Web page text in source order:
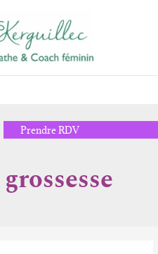
Prendre RDV